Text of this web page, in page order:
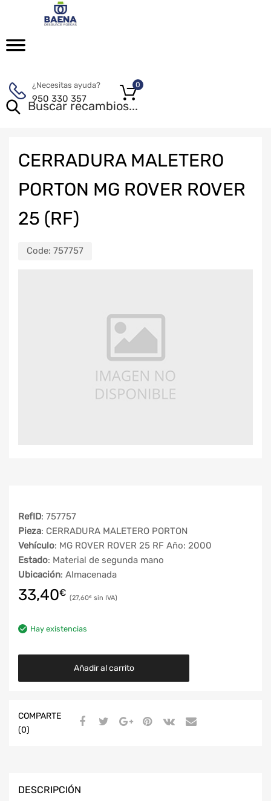
¿Necesitas ayuda?
950 330 357
0
CERRADURA MALETERO
PORTON MG ROVER ROVER
25 (RF)
Code: 757757
RefID: 757757
Pieza: CERRADURA MALETERO PORTON
Vehículo: MG ROVER ROVER 25 RF Año: 2000
Estado: Material de segunda mano
Ubicación: Almacenada
33,40€ 27,60€
Hay existencias
Añadir al carrito
COMPARTE
(0)
DESCRIPCIÓN